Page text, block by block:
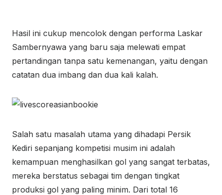
Hasil ini cukup mencolok dengan performa Laskar
Sambernyawa yang baru saja melewati empat
pertandingan tanpa satu kemenangan, yaitu dengan
catatan dua imbang dan dua kali kalah.
Salah satu masalah utama yang dihadapi Persik
Kediri sepanjang kompetisi musim ini adalah
kemampuan menghasilkan gol yang sangat terbatas,
mereka berstatus sebagai tim dengan tingkat
produksi gol yang paling minim. Dari total 16